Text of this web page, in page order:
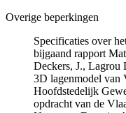
Overige beperkingen
Specificaties over
bijgaand rapport
Deckers, J., Lagrou
3D lagenmodel van
Hoofdstedelijk
opdracht van de